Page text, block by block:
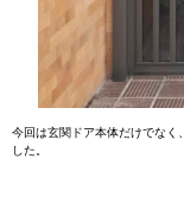
今回は玄関ドア本体だけでなく
した。